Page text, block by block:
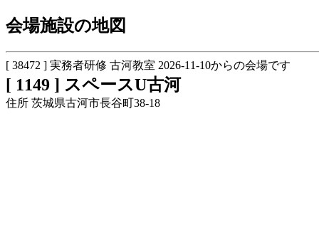
会場施設の地図
[ 38472 ] 実務者研修 古河教室 2026-11-10からの会場です
[ 1149 ] スペースU古河
住所 茨城県古河市長谷町38-18